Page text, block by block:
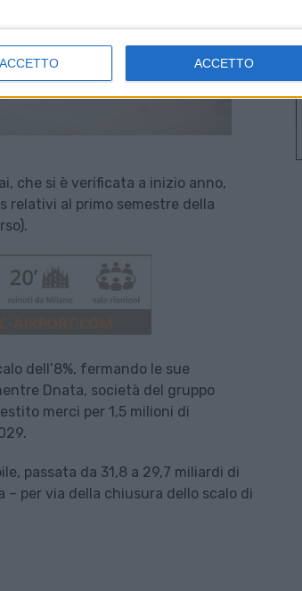
ACCETTO
che si è verificata a inizio anno,
relativi al primo semestre della
dell’8%, fermando le sue
Dnata, società del gruppo
merci per 1,5 milioni di
passata da 31,8 a 29,7 miliardi di
– per via della chiusura dello scalo di